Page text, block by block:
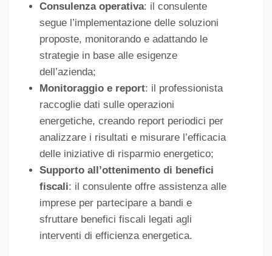
Consulenza operativa: il consulente
segue l’implementazione delle soluzioni
proposte, monitorando e adattando le
strategie in base alle esigenze
dell’azienda;
Monitoraggio e report: il professionista
raccoglie dati sulle operazioni
energetiche, creando report periodici per
analizzare i risultati e misurare l’efficacia
delle iniziative di risparmio energetico;
Supporto all’ottenimento di benefici
fiscali: il consulente offre assistenza alle
imprese per partecipare a bandi e
sfruttare benefici fiscali legati agli
interventi di efficienza energetica.